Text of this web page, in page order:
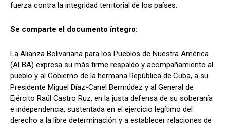
fuerza contra la integridad territorial de los países.
Se comparte el documento íntegro:
La Alianza Bolivariana para los Pueblos de Nuestra América
(ALBA) expresa su más firme respaldo y acompañamiento al
pueblo y al Gobierno de la hermana República de Cuba, a su
Presidente Miguel Díaz-Canel Bermúdez y al General de
Ejército Raúl Castro Ruz, en la justa defensa de su soberanía
e independencia, sustentada en el ejercicio legítimo del
derecho a la libre determinación y a establecer relaciones de